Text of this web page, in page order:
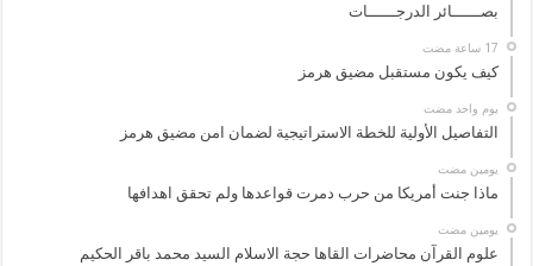
بصــــــائر الدرجــــــات
كيف يكون مستقبل مضيق هرمز
‏يوم واحد مضت
التفاصيل الأولية للخطة الاستراتيجية لضمان امن مضيق هرمز
‏يومين مضت
ماذا جنت أمريكا من حرب دمرت قواعدها ولم تحقق اهدافها
‏يومين مضت
علوم القرآن محاضرات القاها حجة الاسلام السيد محمد باقر الحكيم